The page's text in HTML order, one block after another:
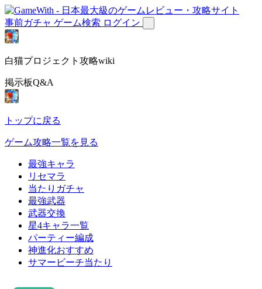
事前ガチャ ゲーム検索 ログイン
白猫プロジェクト攻略wiki
掲示板Q&A
トップに戻る
ゲーム攻略一覧を見る
最強キャラ
リセマラ
当たりガチャ
最強武器
武器交換
星4キャラ一覧
パーティー編成
神進化おすすめ
サマービーチ当たり